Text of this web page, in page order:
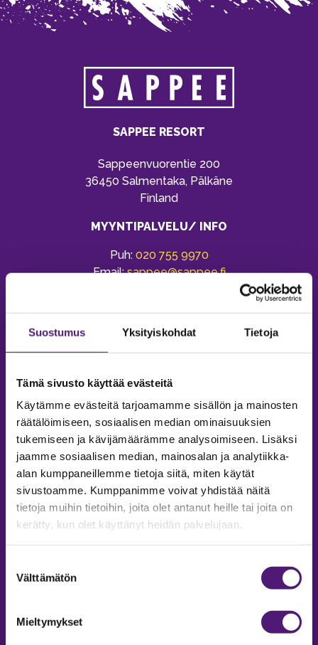
Suostumus Yksityiskohdat Tietoja
Tämä sivusto käyttää evästeitä
Käytämme evästeitä tarjoamamme sisällön ja mainosten
räätälöimiseen, sosiaalisen median ominaisuuksien
tukemiseen ja kävijämäärämme analysoimiseen. Lisäksi
jaamme sosiaalisen median, mainosalan ja analytiikka-
alan kumppaneillemme tietoja siitä, miten käytät
sivustoamme. Kumppanimme voivat yhdistää näitä
tietoja muihin tietoihin, joita olet antanut heille tai joita on
kerätty, kun olet käyttänyt heidän palvelujaan.
valinta
Välttämätön
Mieltymykset
SAPPEE RESORT
Sappeenvuorentie 200
36450 Salmentaka, Pälkäne
Finland
MYYNTIPALVELU/ INFO
Puh: 020 755 9970
Email:sappee@sappee.fi
MAJOITUS
Tiedustelut & Varaukset